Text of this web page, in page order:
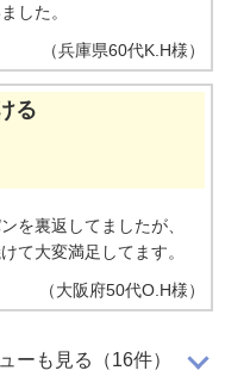
した。
（兵庫県60代K.H様）
る
を裏返してましたが、
て大変満足してます。
（大阪府50代O.H様）
ーも見る（16件）